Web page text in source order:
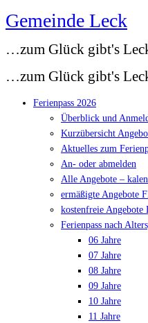
Zum
springen
Gemeinde Leck
…zum Glück gibt's
…zum Glück gibt's
Ferienpass 2026
Überblick und
Kurzübersicht
Aktuelles zum
An- oder abmelden
Alle Angebote –
ermäßigte Angebote
kostenfreie Angebote
Ferienpass nach
06 Jahre
07 Jahre
08 Jahre
09 Jahre
10 Jahre
11 Jahre